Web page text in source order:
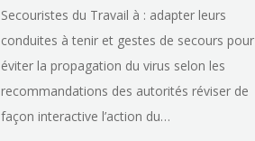
Secouristes du Travail à : adapter leurs
conduites à tenir et gestes de secours pour
éviter la propagation du virus selon les
recommandations des autorités réviser de
façon interactive l’action du…